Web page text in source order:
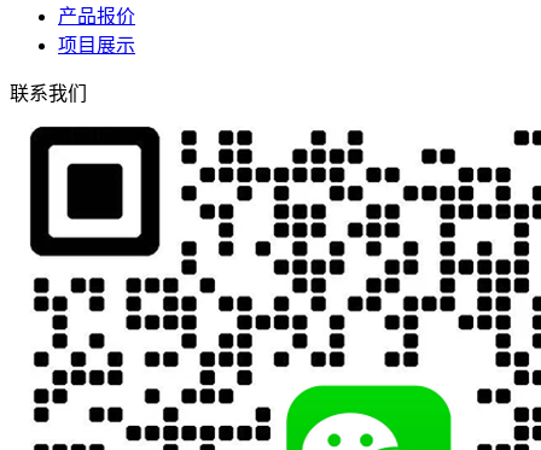
产品报价
项目展示
联系我们